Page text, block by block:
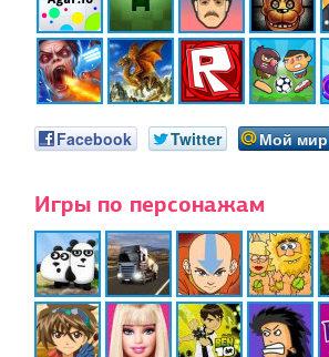
Facebook Twitter Мой мир
Игры по персонажам